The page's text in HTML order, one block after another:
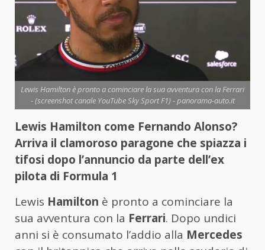
Lewis Hamilton è pronto a cominciare la sua avventura con la Ferrari
- (screenshot canale YouTube Sky Sport F1) - panorama-auto.it
Lewis Hamilton come Fernando Alonso?
Arriva il clamoroso paragone che spiazza i
tifosi dopo l’annuncio da parte dell’ex
pilota di Formula 1
Lewis Hamilton è pronto a cominciare la
sua avventura con la Ferrari. Dopo undici
anni si è consumato l’addio alla Mercedes